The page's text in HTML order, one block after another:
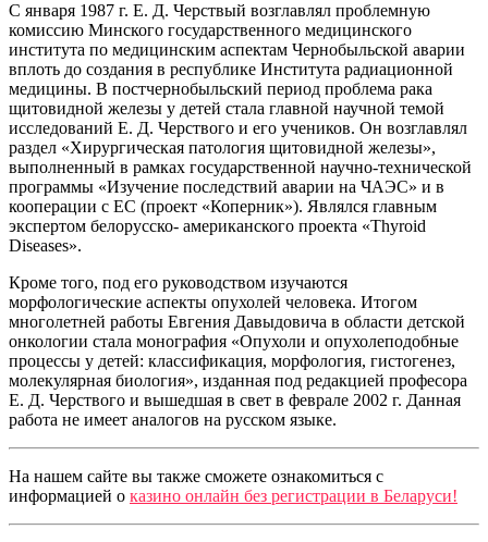
С января 1987 г. Е. Д. Черствый возглавлял проблемную
комиссию Минского государственного медицинского
института по медицинским аспектам Чернобыльской аварии
вплоть до создания в республике Института радиационной
медицины. В постчернобыльский период проблема рака
щитовидной железы у детей стала главной научной темой
исследований Е. Д. Черствого и его учеников. Он возглавлял
раздел «Хирургическая патология щитовидной железы»,
выполненный в рамках государственной научно-технической
программы «Изучение последствий аварии на ЧАЭС» и в
кооперации с ЕС (проект «Коперник»). Являлся главным
экспертом белорусско- американского проекта «Thyroid
Diseases».
Кроме того, под его руководством изучаются
морфологические аспекты опухолей человека. Итогом
многолетней работы Евгения Давыдовича в области детской
онкологии стала монография «Опухоли и опухолеподобные
процессы у детей: классификация, морфология, гистогенез,
молекулярная биология», изданная под редакцией професора
Е. Д. Черствого и вышедшая в свет в феврале 2002 г. Данная
работа не имеет аналогов на русском языке.
На нашем сайте вы также сможете ознакомиться с
информацией о казино онлайн без регистрации в Беларуси!